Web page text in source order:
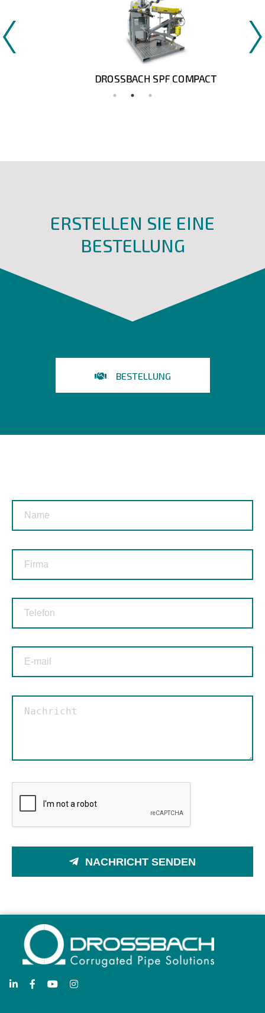
DROSSBACH SPF COMPACT
ERSTELLEN SIE EINE
BESTELLUNG
BESTELLUNG
NACHRICHT SENDEN